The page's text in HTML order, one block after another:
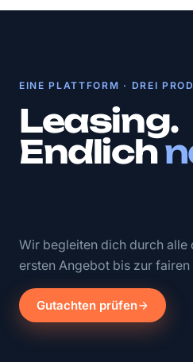
EINE PLATTFORM · DREI
Leasing.
Endlich
Wir begleiten dich durch
ersten Angebot bis zur fairen
Gutachten prüfen